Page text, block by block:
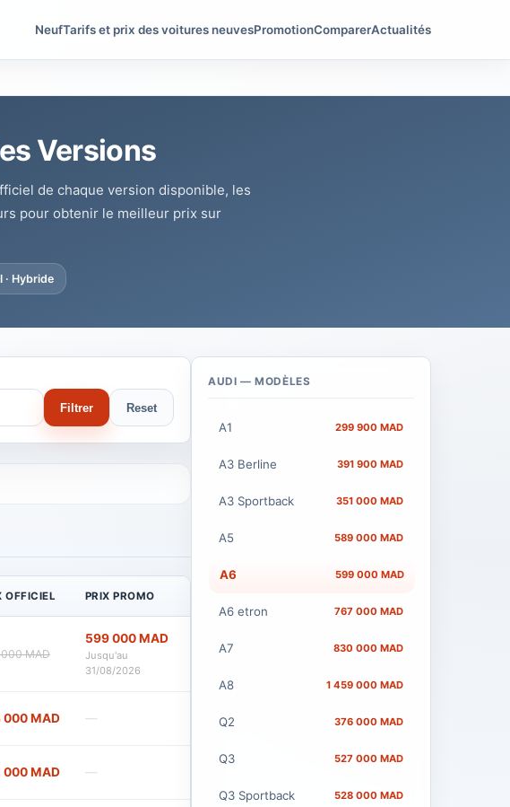
NeufTarifs et prix des voitures neuvesPromotionComparerActualités
Versions
de chaque version disponible, les
pour obtenir le meilleur prix sur
· Hybride
Filtrer Reset
OFFICIEL PRIX PROMO
MAD
599 000 MAD
Jusqu'au
31/08/2026
Voir
000 MAD — Voir
000 MAD —
AUDI — MODÈLES
A1 299 900 MAD
A3 Berline 391 900 MAD
A3 Sportback 351 000 MAD
A5 589 000 MAD
A6 599 000 MAD
A6 etron 767 000 MAD
A7 830 000 MAD
A8 1 459 000 MAD
Q2 376 000 MAD
Q3 527 000 MAD
Q3 Sportback 528 000 MAD